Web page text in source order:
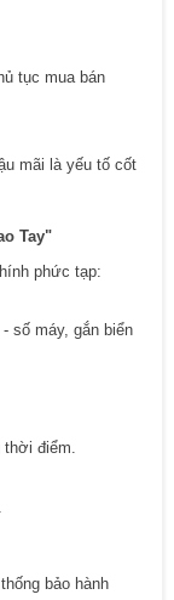
tục mua bán
mãi là yếu tố cốt
Tay"
phức tạp:
số máy, gắn biển
thời điểm.
bảo hành